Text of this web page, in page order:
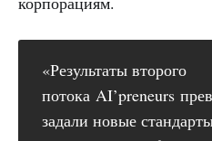
«Результаты второго
потока AI’preneurs
задали новые